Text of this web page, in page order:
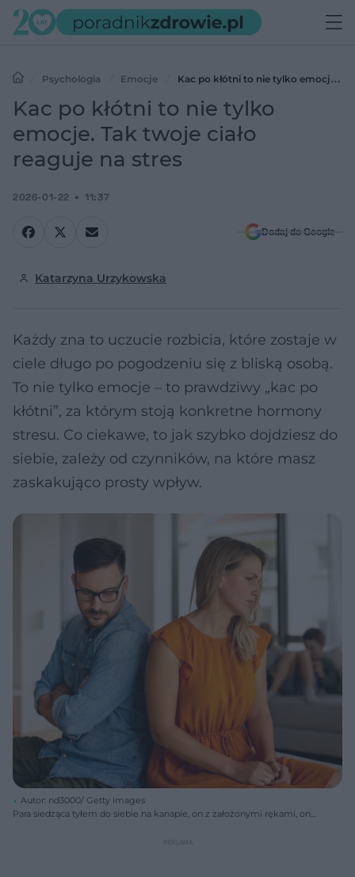
Psychologia Emocje
Kac po kłótni to nie tylko emocje.
Tak twoje ciało reaguje na stres
Kac po kłótni to nie tylko
emocje. Tak twoje ciało
reaguje na stres
2026-01-22 11:37
Dodaj do Google
Katarzyna Urzykowska
Każdy zna to uczucie rozbicia, które zostaje w
ciele długo po pogodzeniu się z bliską osobą.
To nie tylko emocje – to prawdziwy „kac po
kłótni”, za którym stoją konkretne hormony
stresu. Co ciekawe, to jak szybko dojdziesz do
siebie, zależy od czynników, na które masz
zaskakująco prosty wpływ.
Autor: nd3000/ Getty Images
Para siedząca tyłem do siebie na kanapie, on z założonymi rękami, ona
świadczą o kłótni, a także o fizycznym i emocjonalnym wyczerpaniu,